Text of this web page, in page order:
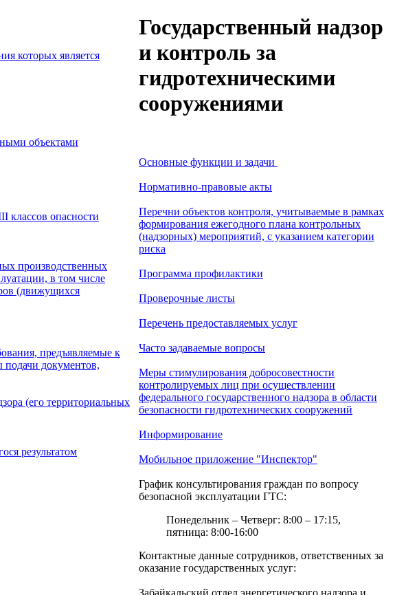
которых является
объектами
классов опасности
производственных
в том числе
(движущихся
предъявляемые к
документов,
(его территориальных
результатом
Государственный надзор
и контроль за
гидротехническими
сооружениями
Основные функции и задачи
Нормативно-правовые акты
Перечни объектов контроля, учитываемые в рамках
формирования ежегодного плана контрольных
(надзорных) мероприятий, с указанием категории
риска
Программа профилактики
Проверочные листы
Перечень предоставляемых услуг
Часто задаваемые вопросы
Меры стимулирования добросовестности
контролируемых лиц при осуществлении
федерального государственного надзора в области
безопасности гидротехнических сооружений
Информирование
Мобильное приложение "Инспектор"
График консультирования граждан по вопросу
безопасной эксплуатации ГТС:
Понедельник – Четверг: 8:00 – 17:15,
пятница: 8:00-16:00
Контактные данные сотрудников, ответственных за
оказание государственных услуг:
Забайкальский отдел энергетического надзора и